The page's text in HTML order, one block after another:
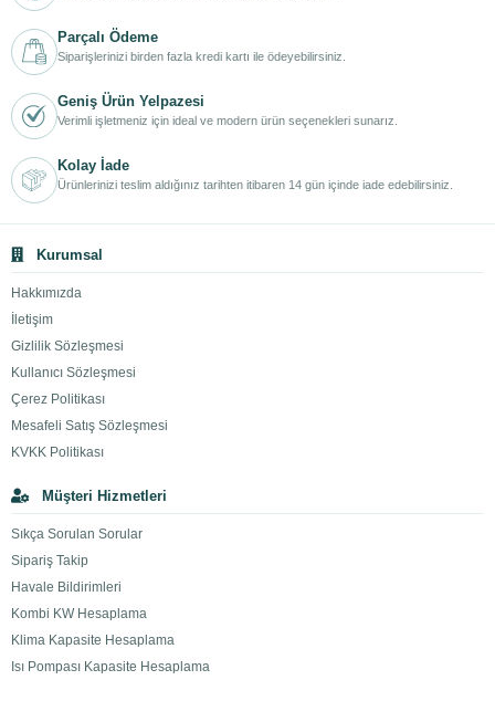
Parçalı Ödeme
Siparişlerinizi birden fazla kredi kartı ile ödeyebilirsiniz.
Geniş Ürün Yelpazesi
Verimli işletmeniz için ideal ve modern ürün seçenekleri sunarız.
Kolay İade
Ürünlerinizi teslim aldığınız tarihten itibaren 14 gün içinde iade edebilirsiniz.
Kurumsal
Hakkımızda
İletişim
Gizlilik Sözleşmesi
Kullanıcı Sözleşmesi
Çerez Politikası
Mesafeli Satış Sözleşmesi
KVKK Politikası
Müşteri Hizmetleri
Sıkça Sorulan Sorular
Sipariş Takip
Havale Bildirimleri
Kombi KW Hesaplama
Klima Kapasite Hesaplama
Isı Pompası Kapasite Hesaplama